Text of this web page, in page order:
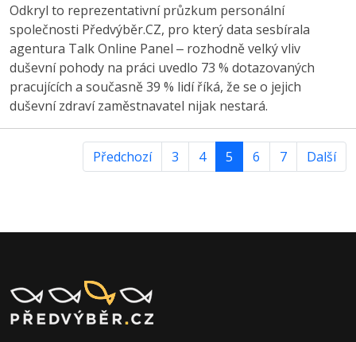
Odkryl to reprezentativní průzkum personální
společnosti Předvýběr.CZ, pro který data sesbírala
agentura Talk Online Panel ‒ rozhodně velký vliv
duševní pohody na práci uvedlo 73 % dotazovaných
pracujících a současně 39 % lidí říká, že se o jejich
duševní zdraví zaměstnavatel nijak nestará.
Předchozí 3 4 5 6 7 Další